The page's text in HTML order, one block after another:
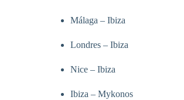
Málaga – Ibiza
Londres – Ibiza
Nice – Ibiza
Ibiza – Mykonos